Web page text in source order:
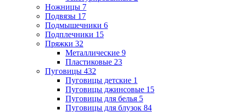
Ножницы 7
Подвязы 17
Подмышечники 6
Подплечники 15
Пряжки 32
Металлические 9
Пластиковые 23
Пуговицы 432
Пуговицы детские 1
Пуговицы джинсовые 15
Пуговицы для белья 5
Пуговицы для блузок 84